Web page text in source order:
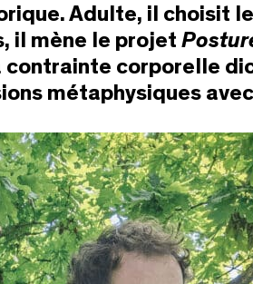
Adulte, il choisit
il mène le projet
corporelle
métaphysiques